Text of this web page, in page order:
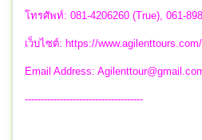
โทรศัพท์: 081-4206260 (True), 061-
เว็บไซต์: https://www.agilenttours.com/
Email Address:
-------------------------------------